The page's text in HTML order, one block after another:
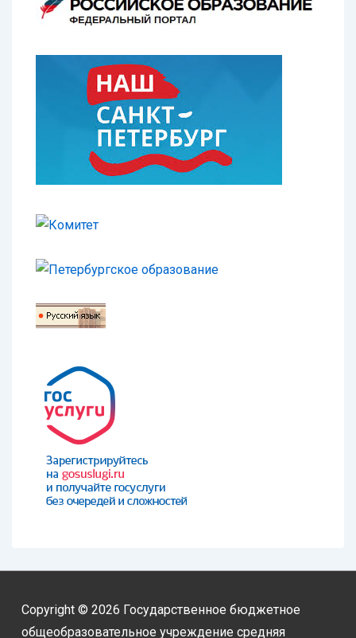
Copyright © 2026 Государственное бюджетное
общеобразовательное учреждение средняя